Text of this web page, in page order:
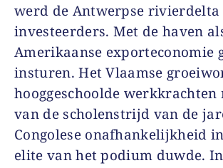
werd de Antwerpse rivierdelta
investeerders. Met de haven
Amerikaanse exporteconomie
insturen. Het Vlaamse
hooggeschoolde
van de scholenstrijd van de
Congolese onafhankelijkheid
elite van het podium duwde.